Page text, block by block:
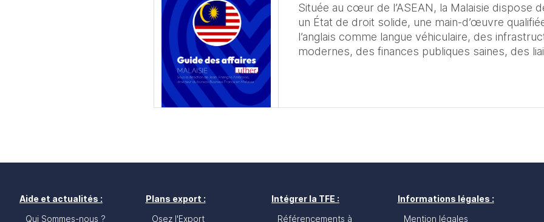
Située au cœur de l’ASEAN, la Malaisie dispose
un État de droit solide, une main-d’œuvre
l’anglais comme langue véhiculaire, des
modernes, des finances publiques saines, des
La France y est très présente notamment grâce
développer, exporter ou s’implanter en Malaisie,
Aide et actualités :
Qui Sommes-nous ?
Plans export :
Osez l'Export
Intégrer la TFE :
Référencements à
Informations légales :
Mention légales